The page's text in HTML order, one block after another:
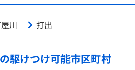
川 打出
駆けつけ可能市区町村